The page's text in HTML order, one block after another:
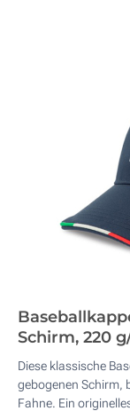
Schirm, 220
Diese klassische
gebogenen Schirm,
Fahne. Ein